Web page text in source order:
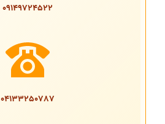
09149724522
04133250787